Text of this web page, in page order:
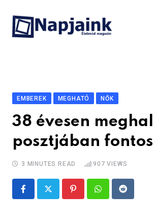
content
EMBEREK MEGHATÓ NŐK
38 évesen
posztjában
3 MINUTES READ 907 VIEWS
PinterestWhatsappReddit